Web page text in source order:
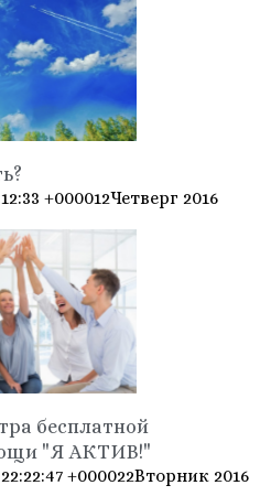
+000012Четверг 2016
бесплатной
"Я АКТИВ!"
+000022Вторник 2016